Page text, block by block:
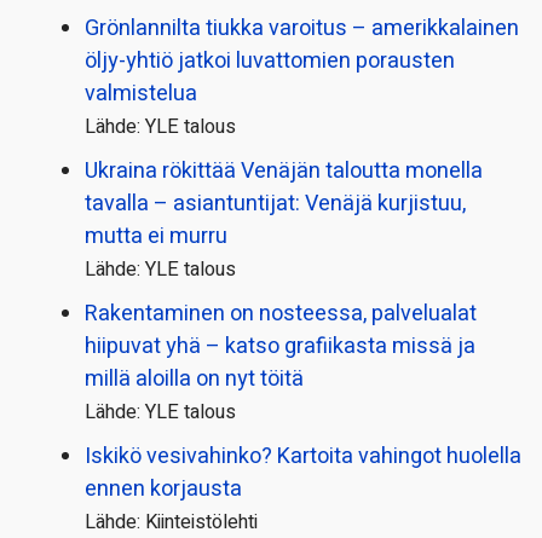
Grönlannilta tiukka varoitus – amerikkalainen
öljy-yhtiö jatkoi luvattomien porausten
valmistelua
Lähde: YLE talous
Ukraina rökittää Venäjän taloutta monella
tavalla – asiantuntijat: Venäjä kurjistuu,
mutta ei murru
Lähde: YLE talous
Rakentaminen on nosteessa, palvelualat
hiipuvat yhä – katso grafiikasta missä ja
millä aloilla on nyt töitä
Lähde: YLE talous
Iskikö vesivahinko? Kartoita vahingot huolella
ennen korjausta
Lähde: Kiinteistölehti